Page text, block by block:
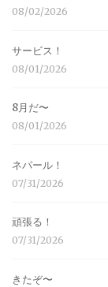
08/02/2026
サービス！
08/01/2026
8月だ〜
08/01/2026
ネパール！
07/31/2026
頑張る！
07/31/2026
きたぞ〜